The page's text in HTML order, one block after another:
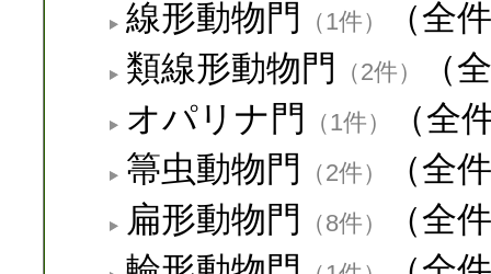
線形動物門
（1件）
（全
類線形動物門
（2件）
（
オパリナ門
（1件）
（全
箒虫動物門
（2件）
（全
扁形動物門
（8件）
（全